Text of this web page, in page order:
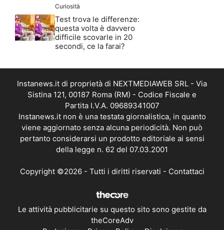
Curiosità
Test trova le differenze:
questa volta è davvero
difficile scovarle in 20
secondi, ce la farai?
Instanews.it di proprietà di NEXTMEDIAWEB SRL - Via
Sistina 121, 00187 Roma (RM) - Codice Fiscale e
Partita I.V.A. 09689341007
Instanews.it non è una testata giornalistica, in quanto
viene aggiornato senza alcuna periodicità. Non può
pertanto considerarsi un prodotto editoriale ai sensi
della legge n. 62 del 07.03.2001
Copyright ©2026 - Tutti i diritti riservati - Contattaci
Le attività pubblicitarie su questo sito sono gestite da
theCoreAdv